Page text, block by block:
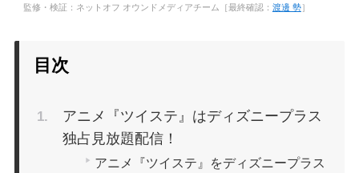
監修・検証：ネットオフ オウンドメディアチーム［最終確認： 渡邊 勢］
目次
アニメ『ツイステ』はディズニープラス
独占見放題配信！
アニメ『ツイステ』をディズニープラス